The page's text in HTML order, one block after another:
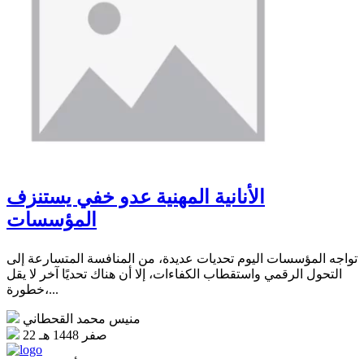
الأنانية المهنية عدو خفي يستنزف
المؤسسات
تواجه المؤسسات اليوم تحديات عديدة، من المنافسة المتسارعة إلى
التحول الرقمي واستقطاب الكفاءات، إلا أن هناك تحديًا آخر لا يقل
خطورة،...
منيس محمد القحطاني
22 صفر 1448 هـ